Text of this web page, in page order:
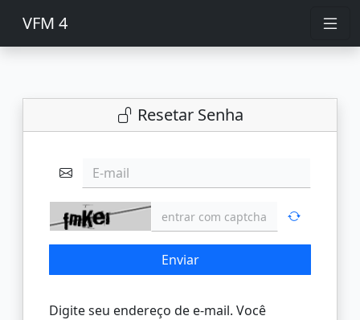
VFM 4
Resetar Senha
E-mail
Enviar
Digite seu endereço de e-mail. Você